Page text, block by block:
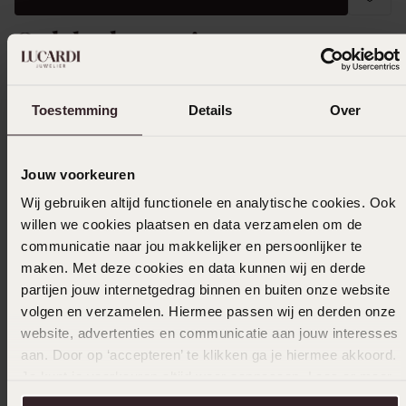
Toestemming Details Over
Jouw voorkeuren
Wij gebruiken altijd functionele en analytische cookies. Ook
willen we cookies plaatsen en data verzamelen om de
communicatie naar jou makkelijker en persoonlijker te
maken. Met deze cookies en data kunnen wij en derde
partijen jouw internetgedrag binnen en buiten onze website
volgen en verzamelen. Hiermee passen wij en derden onze
website, advertenties en communicatie aan jouw interesses
aan. Door op ‘accepteren’ te klikken ga je hiermee akkoord.
over in onscookiebeleid.
Ook leuk voor jou
-70% 1+1 gratis -70%